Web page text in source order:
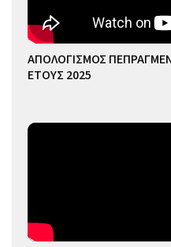
ΑΠΟΛΟΓΙΣΜΟΣ
ΕΤΟΥΣ 2025